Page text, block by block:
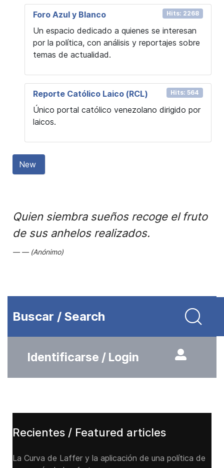
Foro Azul y Blanco Hits: 2268
Un espacio dedicado a quienes se interesan
por la política, con análisis y reportajes sobre
temas de actualidad.
Reporte Católico Laico (RCL) Hits: 564
Único portal católico venezolano dirigido por
laicos.
New
Quien siembra sueños recoge el fruto
de sus anhelos realizados.
(Anónimo)
Buscar / Search
Identificarse / Login
Recientes / Featured articles
La Curva de Laffer y la aplicación de una política de